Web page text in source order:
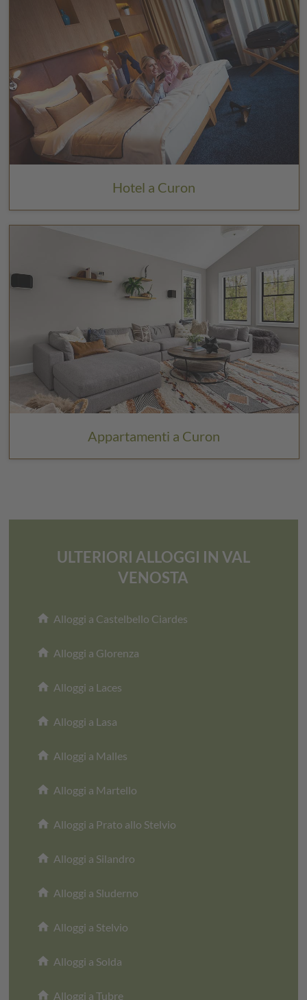
Hotel a Curon
Appartamenti a Curon
ULTERIORI ALLOGGI IN VAL
VENOSTA
home Alloggi a Castelbello Ciardes
home Alloggi a Glorenza
home Alloggi a Laces
home Alloggi a Lasa
home Alloggi a Malles
home Alloggi a Martello
home Alloggi a Prato allo Stelvio
home Alloggi a Silandro
home Alloggi a Sluderno
home Alloggi a Stelvio
home Alloggi a Solda
home Alloggi a Tubre